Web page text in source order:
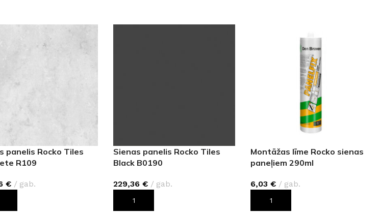
panelis Rocko Tiles
R109
€ gab.
GROZAM
Sienas panelis Rocko Tiles
Black B0190
229,36€ gab.
PIEVIENOT GROZAM
Montāžas līme Rocko sienas
paneļiem 290ml
6,03€ gab.
PIEVIENOT GROZAM